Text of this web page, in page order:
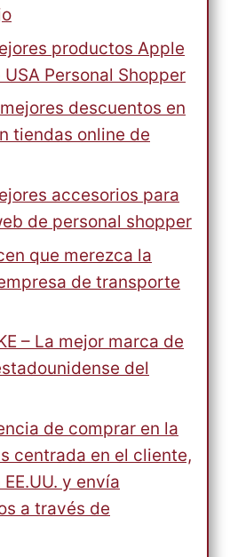
productos Apple
Personal Shopper
descuentos en
tiendas online de
accesorios para
de personal shopper
que merezca la
de transporte
– La mejor marca de
del
de comprar en la
centrada en el cliente,
y envía
a través de